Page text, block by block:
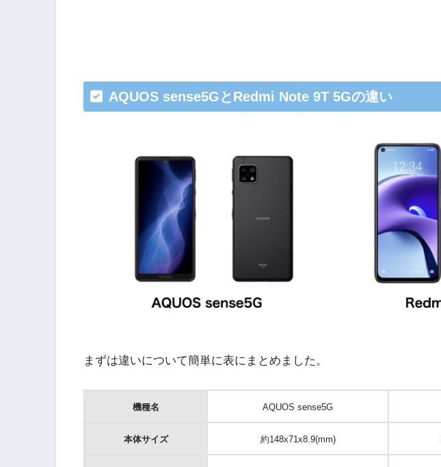
AQUOS sense5GとRedmi Note 9T 5Gの違い
まずは違いについて簡単に表にまとめました。
機種名 AQUOS sense5G
本体サイズ 約148x71x8.9(mm)